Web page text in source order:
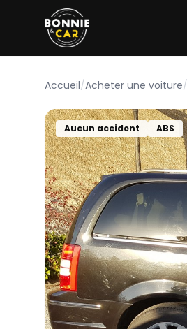
Accueil/Acheter une voiture/
Aucun accident ABS